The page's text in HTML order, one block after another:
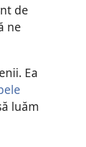
de
ne
Ea
luăm